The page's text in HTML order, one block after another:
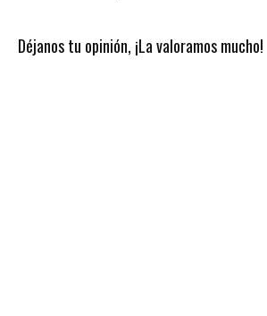
Déjanos tu opinión, ¡La valoramos mucho!